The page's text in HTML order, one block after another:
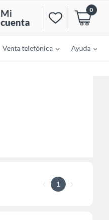
Mi
cuenta
0
Venta telefónica Ayuda
1